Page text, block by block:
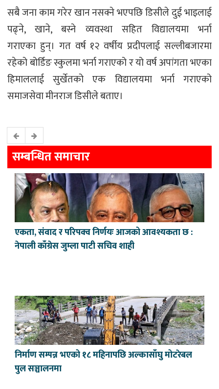
सबै जना काम गरेर खान नसक्ने भएपछि डिसीले दुई भाइलाई
पढ्ने, खाने, बस्ने व्यवस्था सहित विद्यालयमा भर्ना
गराएका हुन्। गत वर्ष १२ वर्षीय प्रदीपलाई सल्लीबजारमा
रहेको बोर्डिङ स्कुलमा भर्ना गराएको र यो वर्ष अपांगता भएका
हिमाललाई सुर्खेतको एक विद्यालयमा भर्ना गराएको
समाजसेवा मीनराज डिसीले बताए।
सम्बन्धित समाचार
एकता, संवाद र परिपक्व निर्णयः आजको आवश्यकता छ :
नेपाली काँग्रेस जुम्ला पाटी सचिव शाही
निर्माण सम्पन्न भएको १८ महिनापछि अल्कासाँघु मोटरेबल
पुल सञ्चालनमा